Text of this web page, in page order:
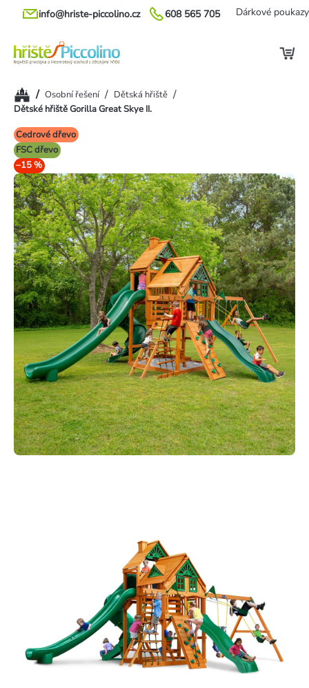
Přejít
608 565 705
info@hriste-piccolino.cz Dárkové poukazy
Domů/ Osobní řešení / Dětská hřiště /
Dětské hřiště Gorilla Great Skye II.
Cedrové dřevo
FSC dřevo
–15 %